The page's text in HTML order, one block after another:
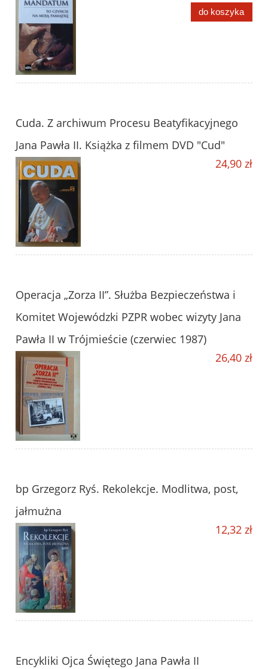
do koszyka
Cuda. Z archiwum Procesu Beatyfikacyjnego
Jana Pawła II. Książka z filmem DVD "Cud"
24,90 zł
Operacja „Zorza II”. Służba Bezpieczeństwa i
Komitet Wojewódzki PZPR wobec wizyty Jana
Pawła II w Trójmieście (czerwiec 1987)
26,40 zł
bp Grzegorz Ryś. Rekolekcje. Modlitwa, post,
jałmużna
12,32 zł
Encykliki Ojca Świętego Jana Pawła II